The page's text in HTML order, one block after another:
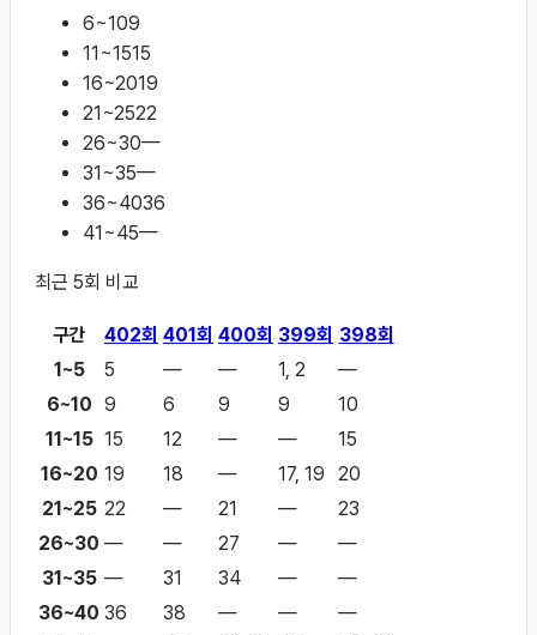
6~109
11~1515
16~2019
21~2522
26~30—
31~35—
36~4036
41~45—
최근 5회 비교
구간 402회 401회 400회 399회 398회
1~5
5 — — 1, 2
—
6~10 9 6 9 9
10
11~15 15 12 — —
15
16~20 19 18 — 17, 19
20
21~25 22 — 21 —
23
26~30 — — 27 —
—
31~35 — 31 34 —
—
36~40 36 38 — —
—